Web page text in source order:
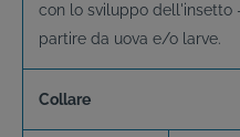
con lo sviluppo dell'insetto
partire da uova e/o larve.
Collare